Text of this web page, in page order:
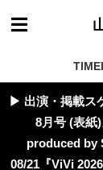
▶︎ 出演・掲載ス
8月号 (表紙
produced by
08/21『ViVi